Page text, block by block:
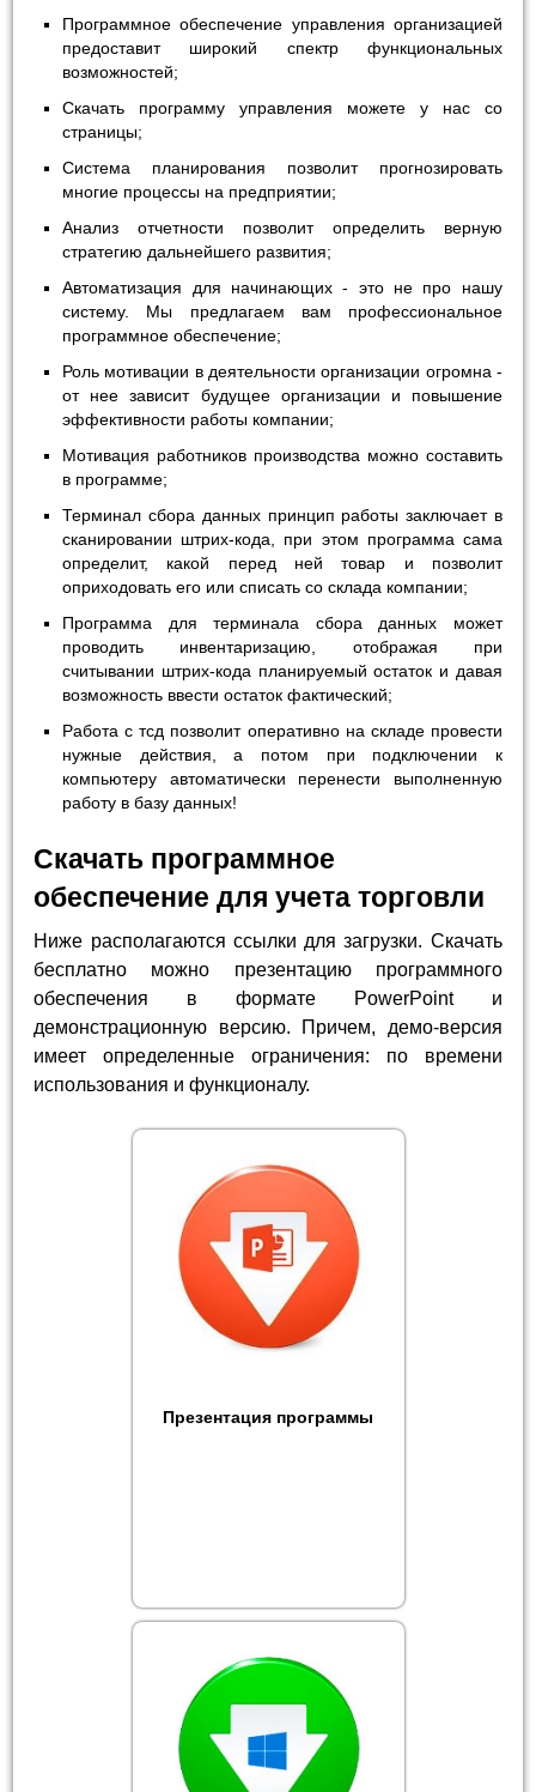
Программное обеспечение управления организацией
предоставит широкий спектр функциональных
возможностей;
Скачать программу управления можете у нас со
страницы;
Система планирования позволит прогнозировать
многие процессы на предприятии;
Анализ отчетности позволит определить верную
стратегию дальнейшего развития;
Автоматизация для начинающих - это не про нашу
систему. Мы предлагаем вам профессиональное
программное обеспечение;
Роль мотивации в деятельности организации огромна -
от нее зависит будущее организации и повышение
эффективности работы компании;
Мотивация работников производства можно составить
в программе;
Терминал сбора данных принцип работы заключает в
сканировании штрих-кода, при этом программа сама
определит, какой перед ней товар и позволит
оприходовать его или списать со склада компании;
Программа для терминала сбора данных может
проводить инвентаризацию, отображая при
считывании штрих-кода планируемый остаток и давая
возможность ввести остаток фактический;
Работа с тсд позволит оперативно на складе провести
нужные действия, а потом при подключении к
компьютеру автоматически перенести выполненную
работу в базу данных!
Скачать программное
обеспечение для учета торговли
Ниже располагаются ссылки для загрузки. Скачать
бесплатно можно презентацию программного
обеспечения в формате PowerPoint и
демонстрационную версию. Причем, демо-версия
имеет определенные ограничения: по времени
использования и функционалу.
Презентация программы